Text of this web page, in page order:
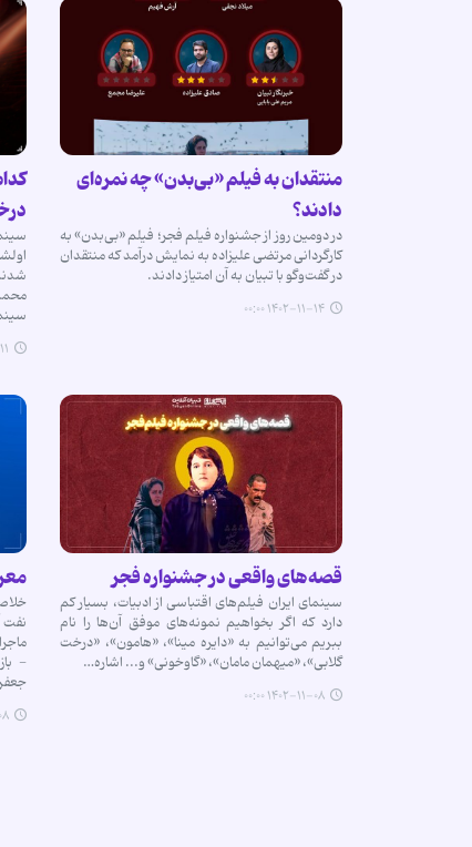
منتقدان به فیلم «بی‌بدن» چه نمره‌ای
دادند؟
در دومین روز از جشنواره فیلم فجر؛ فیلم «بی‌بدن» به
کارگردانی مرتضی علیزاده به نمایش درآمد که منتقدان
در گفت‌وگو با تبیان به آن‌ امتیاز دادند.
۱۴۰۲-۱۱-۱۴ ۰۰:۰۰
قصه‌های واقعی در جشنواره فجر
سینمای ایران فیلم‌های اقتباسی از ادبیات، بسیار کم
دارد که اگر بخواهیم نمونه‌های موفق آن‌ها را نام
ببریم می‌توانیم به «دایره مینا»، «هامون»، «درخت
گلابی»، «میهمان مامان»، «گاوخونی» و... اشاره…
۱۴۰۲-۱۱-۰۸ ۰۰:۰۰
نفت
-